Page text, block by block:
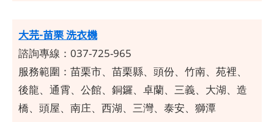
大芫-苗栗 洗衣機
諮詢專線：037-725-965
服務範圍：苗栗市、苗栗縣、頭份、竹南、苑裡、
後龍、通霄、公館、銅鑼、卓蘭、三義、大湖、造
橋、頭屋、南庄、西湖、三灣、泰安、獅潭